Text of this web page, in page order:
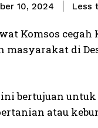
10, 2024 Less
Komsos
masyarakat di
bertujuan
atau